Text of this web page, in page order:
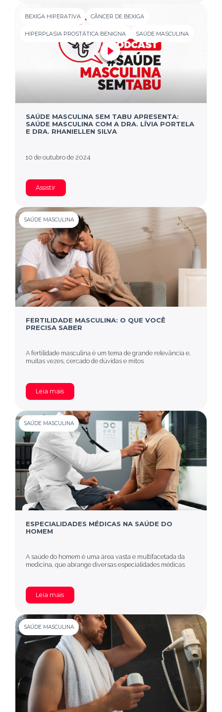
BEXIGA HIPERATIVA CÂNCER DE BEXIGA
HIPERPLASIA PROSTÁTICA BENIGNA SAÚDE MASCULINA
SAÚDE MASCULINA SEM TABU APRESENTA:
SAÚDE MASCULINA COM A DRA. LÍVIA PORTELA
E DRA. RHANIELLEN SILVA
10 de outubro de 2024
Assistir
SAÚDE MASCULINA
FERTILIDADE MASCULINA: O QUE VOCÊ
PRECISA SABER
A fertilidade masculina é um tema de grande relevância e,
muitas vezes, cercado de dúvidas e mitos
Leia mais
SAÚDE MASCULINA
ESPECIALIDADES MÉDICAS NA SAÚDE DO
HOMEM
A saúde do homem é uma área vasta e multifacetada da
medicina, que abrange diversas especialidades médicas
Leia mais
SAÚDE MASCULINA